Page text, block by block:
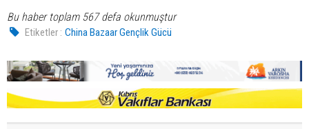
Bu haber toplam 567 defa okunmuştur
Etiketler : China Bazaar Gençlik Gücü